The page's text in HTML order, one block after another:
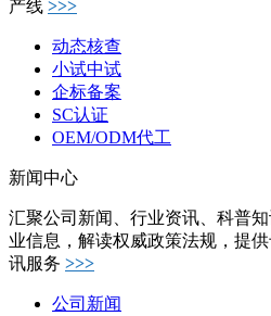
产线 >>>
动态核查
小试中试
企标备案
SC认证
OEM/ODM代工
新闻中心
汇聚公司新闻、行业资讯、科普
业信息，解读权威政策法规，提
讯服务 >>>
公司新闻